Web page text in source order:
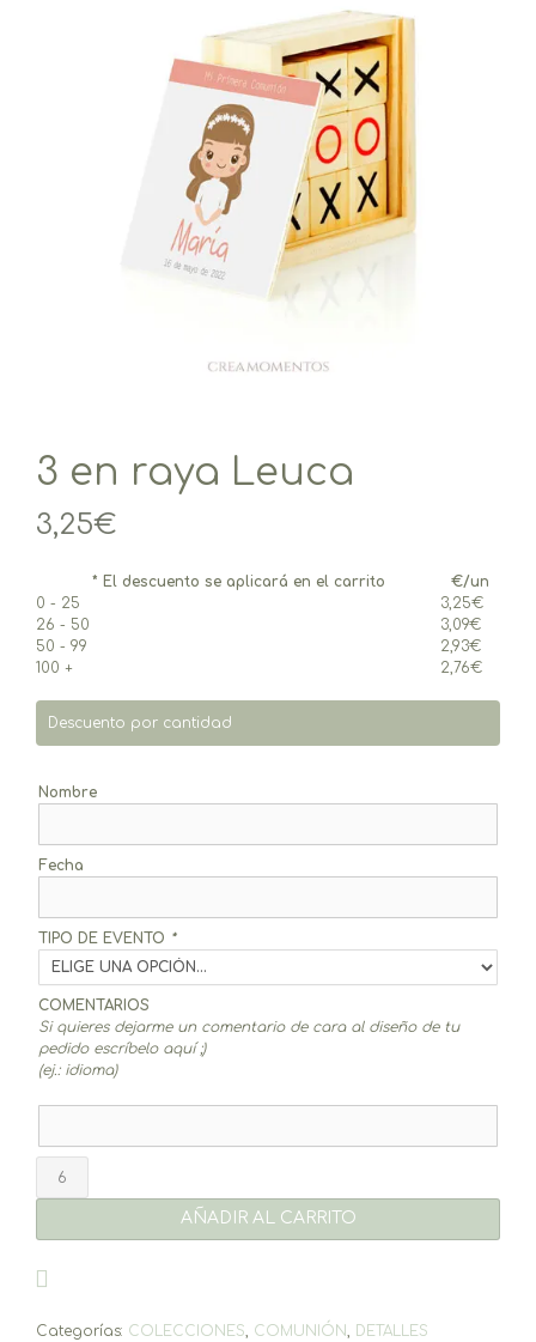
3 en raya Leuca
3,25€
* El descuento se aplicará en el carrito
€/un
0 - 25
3,25€
26 - 50
3,09€
50 - 99
2,93€
100 +
2,76€
Descuento por cantidad
Nombre
Fecha
TIPO DE EVENTO *
COMENTARIOS
Si quieres dejarme un comentario de cara al diseño de tu
pedido escríbelo aquí ;)
(ej.: idioma)
AÑADIR AL CARRITO
Categorías: COLECCIONES, COMUNIÓN, DETALLES